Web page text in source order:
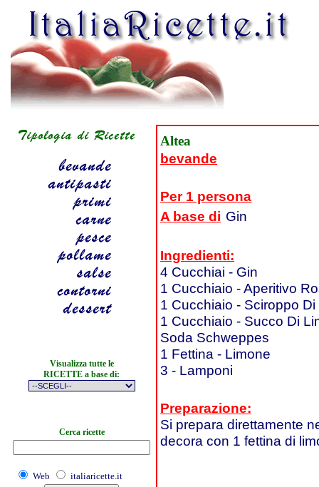
Visualizza tutte le
RICETTE a base di:
Cerca ricette
Web italiaricette.it
Altea
bevande
Per 1 persona
A base di Gin
Ingredienti:
4 Cucchiai - Gin
1 Cucchiaio - Aperitivo
1 Cucchiaio - Sciroppo
1 Cucchiaio - Succo Di
Soda Schweppes
1 Fettina - Limone
3 - Lamponi
Preparazione:
Si prepara direttamente
decora con 1 fettina di